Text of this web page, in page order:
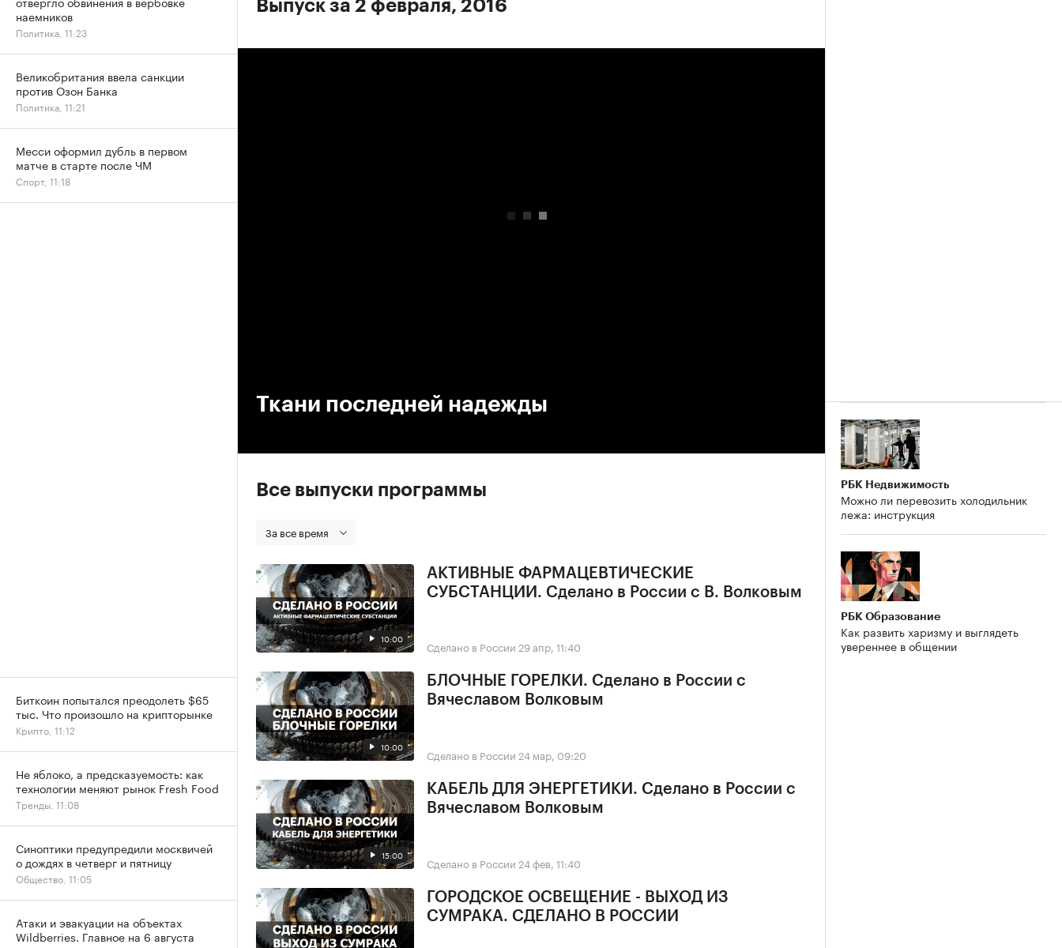
Выпуск за 2 февраля, 2016
Ткани последней надежды
Все выпуски программы
За все время
10:00
АКТИВНЫЕ ФАРМАЦЕВТИЧЕСКИЕ
СУБСТАНЦИИ. Сделано в России с В. Волковым
Сделано в России 29 апр, 11:40
10:00
БЛОЧНЫЕ ГОРЕЛКИ. Сделано в России с
Вячеславом Волковым
Сделано в России 24 мар, 09:20
15:00
КАБЕЛЬ ДЛЯ ЭНЕРГЕТИКИ. Сделано в России с
Вячеславом Волковым
Сделано в России 24 фев, 11:40
ГОРОДСКОЕ ОСВЕЩЕНИЕ - ВЫХОД ИЗ
СУМРАКА. СДЕЛАНО В РОССИИ
РБК Недвижимость
Можно ли перевозить холодильник
лежа: инструкция
РБК Образование
Как развить харизму и выглядеть
увереннее в общении
наемников
Политика, 11:23
Великобритания ввела санкции
против Озон Банка
Политика, 11:21
Месси оформил дубль в первом
матче в старте после ЧМ
Спорт, 11:18
Биткоин попытался преодолеть $65
тыс. Что произошло на крипторынке
Крипто, 11:12
Не яблоко, а предсказуемость: как
технологии меняют рынок Fresh Food
Тренды, 11:08
Синоптики предупредили москвичей
о дождях в четверг и пятницу
Общество, 11:05
Атаки и эвакуации на объектах
Wildberries. Главное на 6 августа